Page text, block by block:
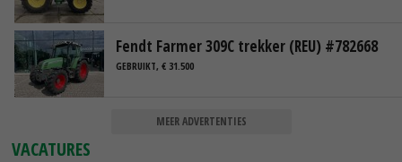
Fendt Farmer 309C trekker (REU) #782668
GEBRUIKT, € 31.500
MEER ADVERTENTIES
VACATURES